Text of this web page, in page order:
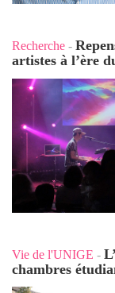
Recherche -
artistes à l’ère
Vie de l'UNIGE -
chambres